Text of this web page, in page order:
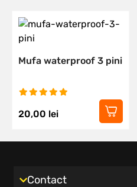
Mufa waterproof 3 pini
20,00 lei
Contact